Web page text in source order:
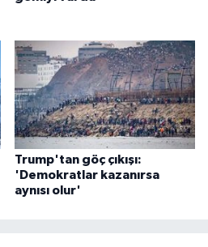
Trump'tan göç çıkışı:
'Demokratlar kazanırsa
aynısı olur'